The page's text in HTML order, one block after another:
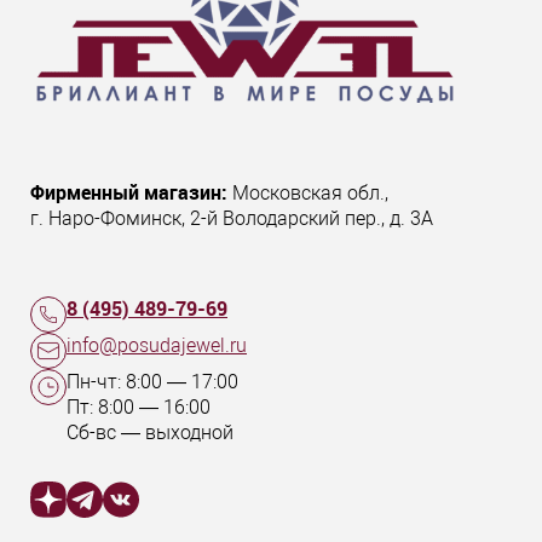
Фирменный магазин: Московская обл.,
г. Наро-Фоминск, 2-й Володарский пер., д. 3А
8 (495) 489-79-69
info@posudajewel.ru
Пн-чт: 8:00 — 17:00
Пт: 8:00 — 16:00
Сб-вс — выходной